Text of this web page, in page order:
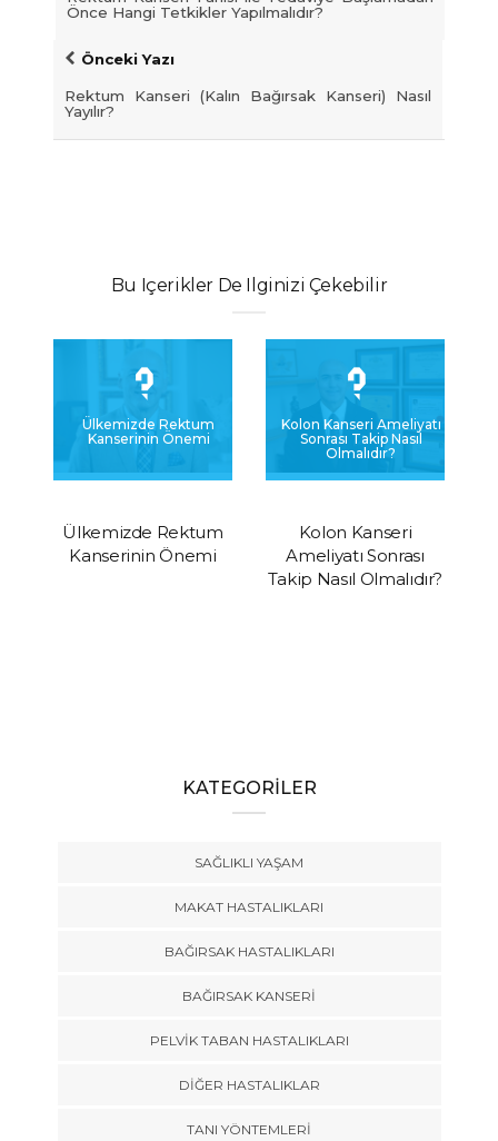
Önce Hangi Tetkikler Yapılmalıdır?
Önceki Yazı
Rektum Kanseri (Kalın Bağırsak Kanseri) Nasıl
Yayılır?
Bu Içerikler De Ilginizi Çekebilir
Ülkemizde Rektum
Kanserinin Önemi
Kolon Kanseri
Ameliyatı Sonrası
Takip Nasıl Olmalıdır?
KATEGORİLER
SAĞLIKLI YAŞAM
MAKAT HASTALIKLARI
BAĞIRSAK HASTALIKLARI
BAĞIRSAK KANSERI
PELVIK TABAN HASTALIKLARI
DIĞER HASTALIKLAR
TANI YÖNTEMLERI